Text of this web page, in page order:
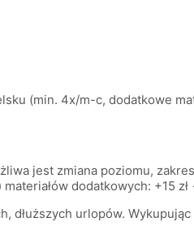
(min. 4x/m-c, dodatkowe
jest zmiana poziomu,
dodatkowych: +15 zł
dłuższych urlopów.